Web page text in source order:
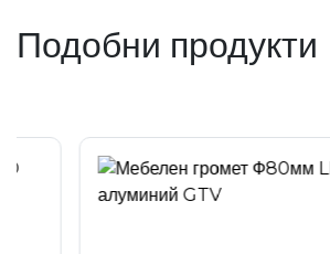
Подобни продукти